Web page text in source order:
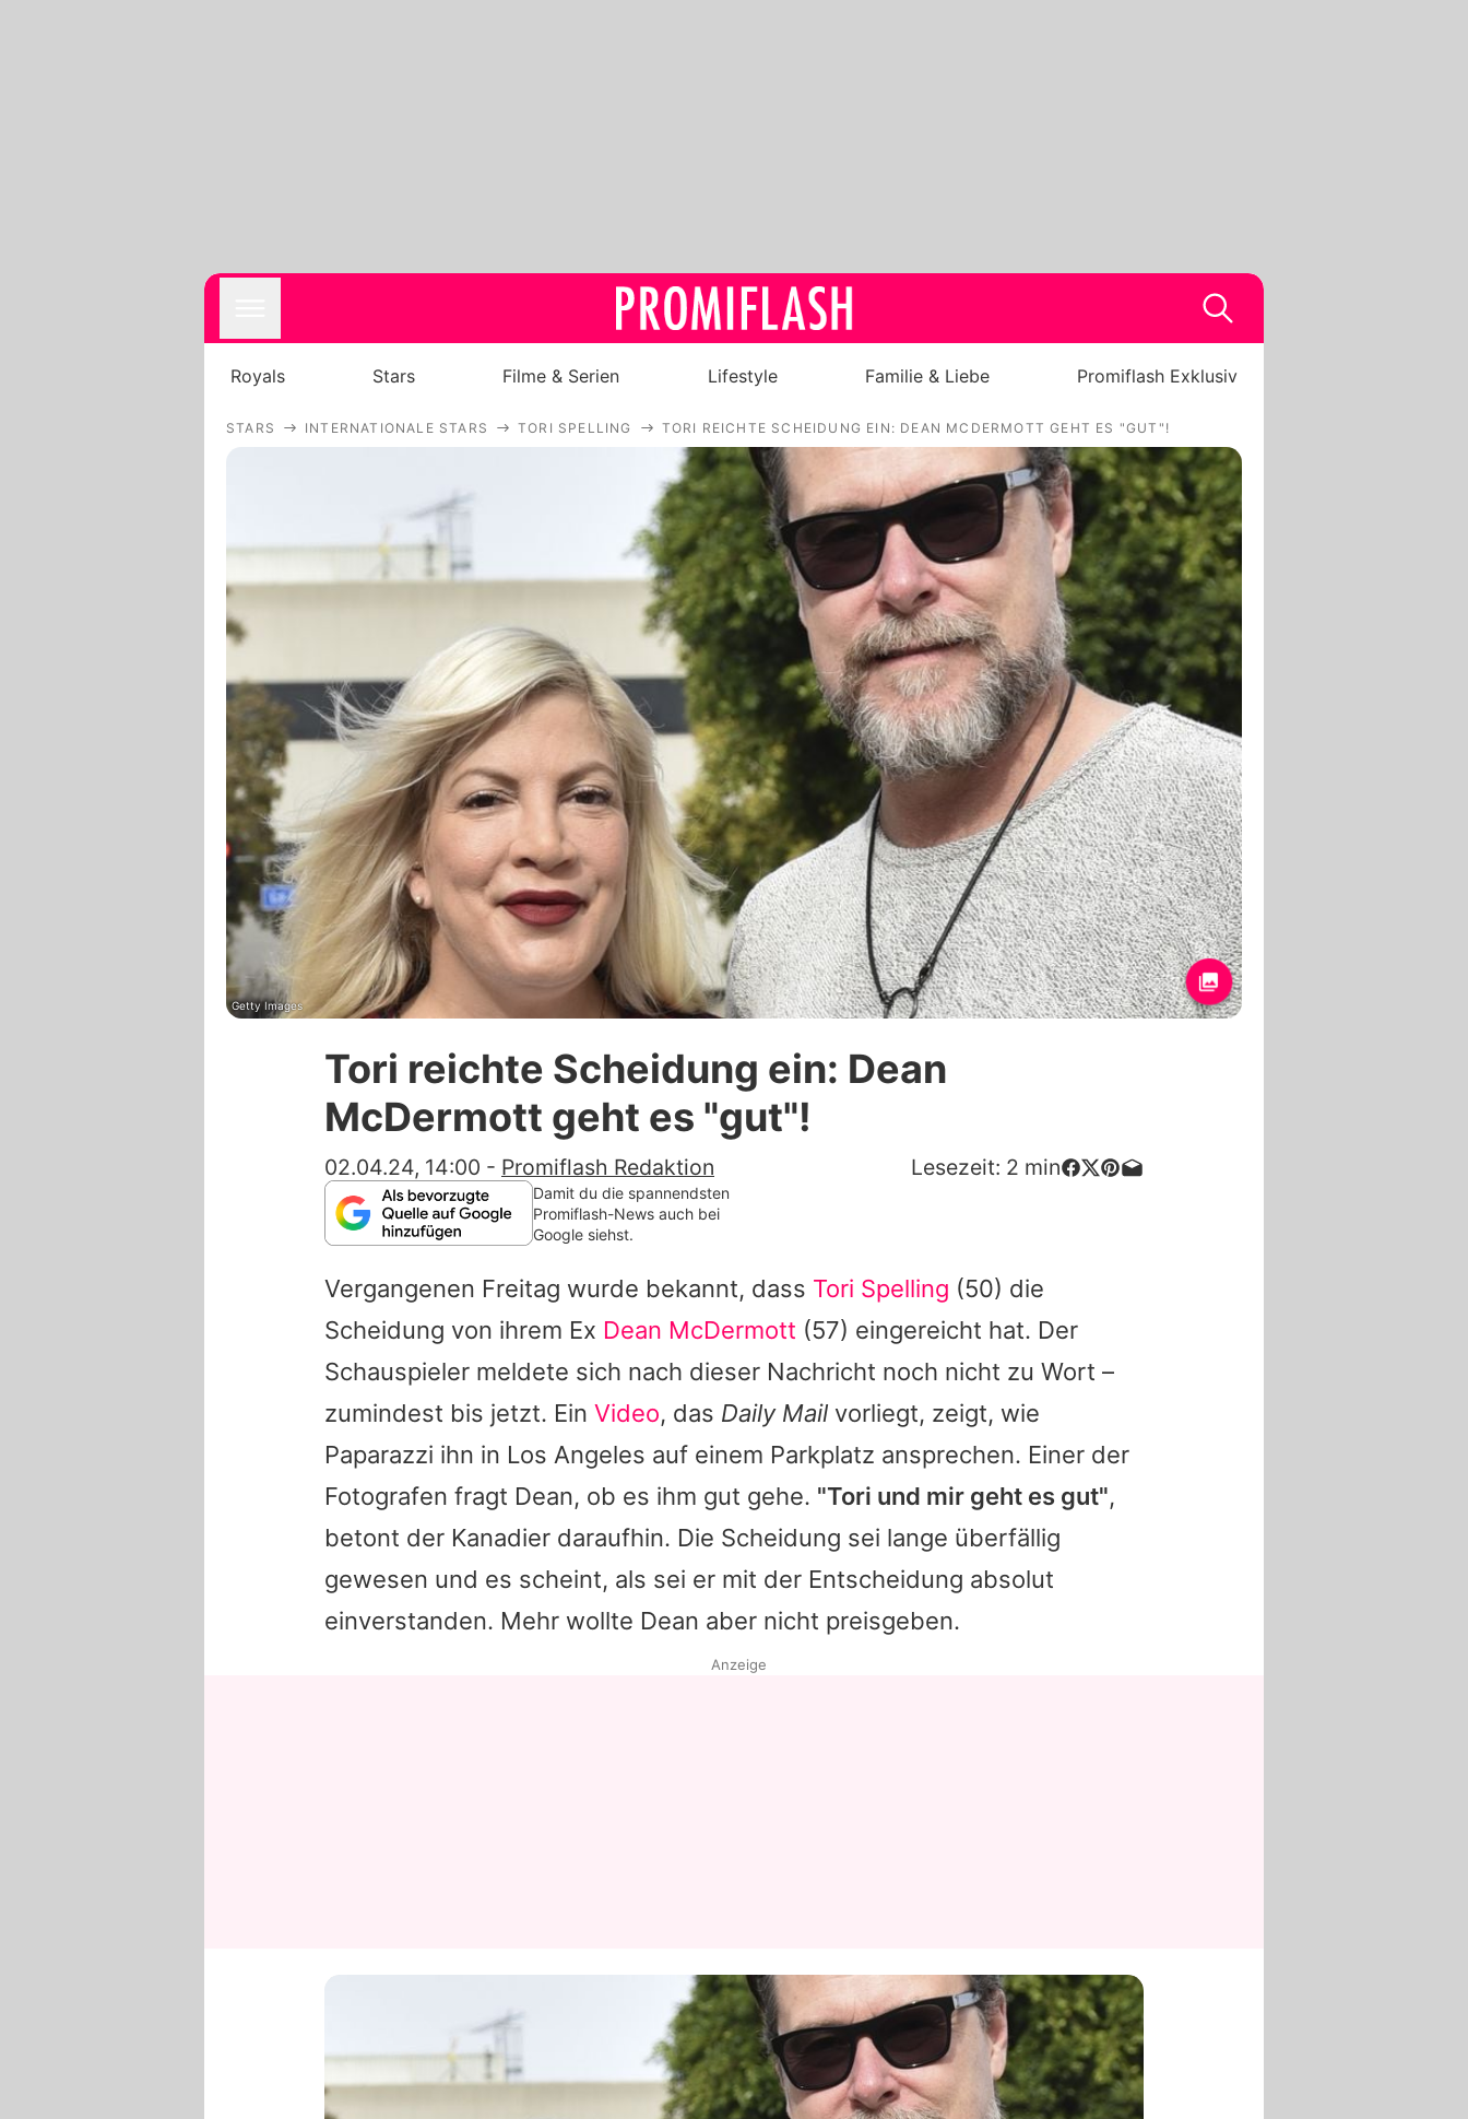
Royals
Stars
Filme & Serien
Lifestyle
Familie & Liebe
Promiflash Exklusiv
Alle Themen auf Promiflash
Jobs
App runterladen
Team
Redaktionelle Richtlinien
Impressum
Datenschutzerklärung
Nutzungsbedingungen
Utiq verwalten
Royals Stars Filme & Serien Lifestyle Familie & Liebe Promiflash Exklusiv
STARS INTERNATIONALE STARS TORI SPELLING TORI REICHTE SCHEIDUNG EIN: DEAN MCDERMOTT GEHT ES "GUT"!
Getty Images
Tori reichte Scheidung ein: Dean
McDermott geht es "gut"!
02.04.24, 14:00 - Promiflash Redaktion Lesezeit: 2 min
Damit du die spannendsten
Promiflash-News auch bei
Google siehst.
Vergangenen Freitag wurde bekannt, dass Tori Spelling (50) die
Scheidung von ihrem Ex Dean McDermott (57) eingereicht hat. Der
Schauspieler meldete sich nach dieser Nachricht noch nicht zu Wort –
zumindest bis jetzt. Ein Video, das Daily Mail vorliegt, zeigt, wie
Paparazzi ihn in Los Angeles auf einem Parkplatz ansprechen. Einer der
Fotografen fragt Dean, ob es ihm gut gehe. "Tori und mir geht es gut",
betont der Kanadier daraufhin. Die Scheidung sei lange überfällig
gewesen und es scheint, als sei er mit der Entscheidung absolut
einverstanden. Mehr wollte Dean aber nicht preisgeben.
Anzeige